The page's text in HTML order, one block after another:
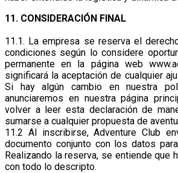
11. CONSIDERACIÓN FINAL
11.1. La empresa se reserva el
condiciones según lo considere
permanente en la página web
significará la aceptación de cualquier
Si hay algún cambio en nuestra
anunciaremos en nuestra página
volver a leer esta declaración de
sumarse a cualquier propuesta de
11.2 Al inscribirse, Adventure Club
documento conjunto con los datos
Realizando la reserva, se entiende que
con todo lo descripto.